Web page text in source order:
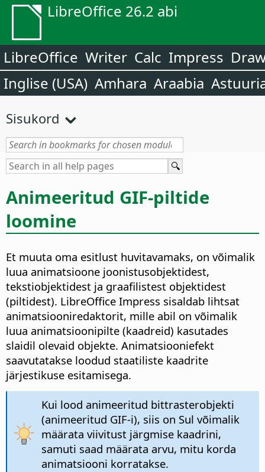
LibreOffice 26.2 abi
LibreOffice Writer Calc Impress
Inglise (USA) Amhara Araabia
Sisukord
Animeeritud GIF-piltide
loomine
Et muuta oma esitlust huvitavamaks, on võimalik
luua animatsioone joonistusobjektidest,
tekstiobjektidest ja graafilistest objektidest
(piltidest). LibreOffice Impress sisaldab lihtsat
animatsiooniredaktorit, mille abil on võimalik
luua animatsioonipilte (kaadreid) kasutades
slaidil olevaid objekte. Animatsiooniefekt
saavutatakse loodud staatiliste kaadrite
järjestikuse esitamisega.
Kui lood animeeritud bittrasterobjekti
(animeeritud GIF-i), siis on Sul võimalik
määrata viivitust järgmise kaadrini,
samuti saad määrata arvu, mitu korda
animatsiooni korratakse.